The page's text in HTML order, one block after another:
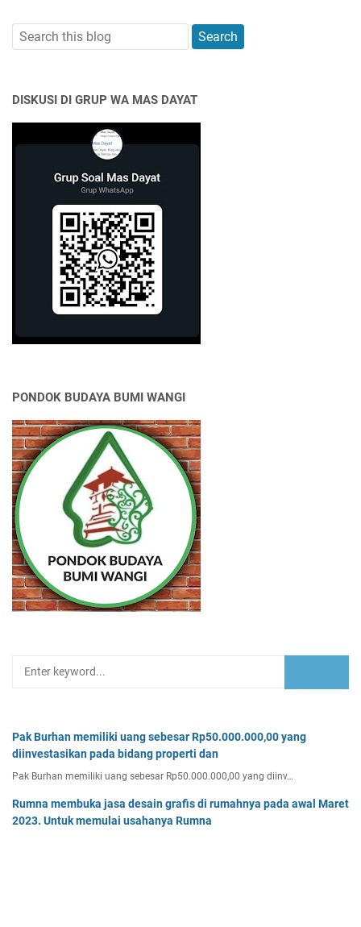
DISKUSI DI GRUP WA MAS DAYAT
PONDOK BUDAYA BUMI WANGI
Pak Burhan memiliki uang sebesar Rp50.000.000,00 yang
diinvestasikan pada bidang properti dan
Pak Burhan memiliki uang sebesar Rp50.000.000,00 yang diinv…
Rumna membuka jasa desain grafis di rumahnya pada awal Maret
2023. Untuk memulai usahanya Rumna